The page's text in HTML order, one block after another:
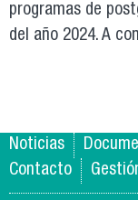
programas de
del año 2024. A
Noticias
Contacto